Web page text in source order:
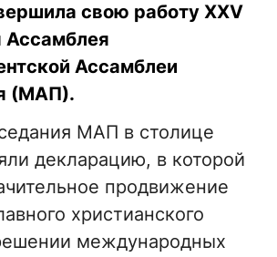
свою работу XXV
Ассамблея
Ассамблеи
(МАП).
МАП в столице
декларацию, в которой
продвижение
христианского
международных